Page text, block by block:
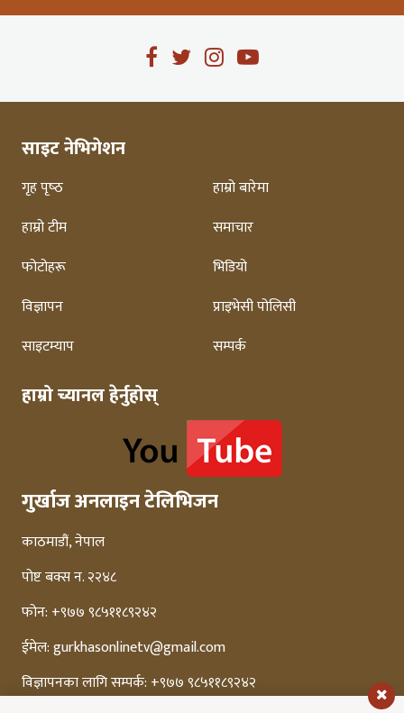
साइट नेभिगेशन
गृह पृष्‍ठ
हाम्रो बारेमा
हाम्रो टीम
समाचार
फोटोहरू
भिडियो
विज्ञापन
प्राइभेसी पोलिसी
साइटम्याप
सम्पर्क
हाम्रो च्यानल हेर्नुहोस्
गुर्खाज अनलाइन टेलिभिजन
काठमाडौं, नेपाल
पोष्ट बक्स न. २२४८
फोन: +९७७ ९८५११८९२४२
ईमेल:gurkhasonlinetv@gmail.com
विज्ञापनका लागि सम्पर्क: +९७७ ९८५११८९२४२